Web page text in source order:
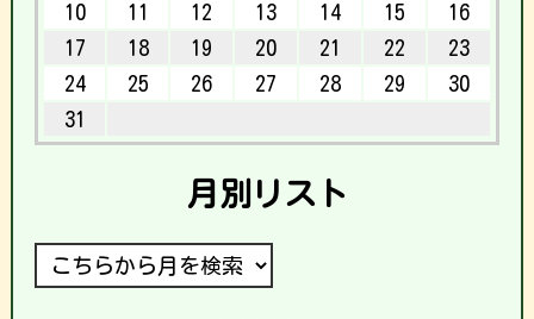
10
11 12 13 14 15
16
17
18 19 20 21 22
23
24
25 26 27 28 29
30
31
月別リスト